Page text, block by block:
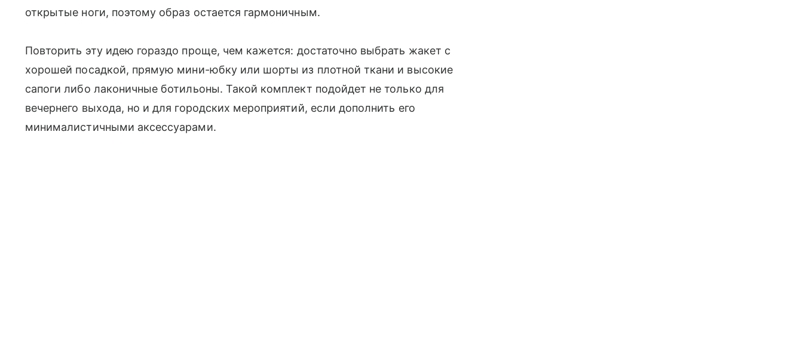
открытые ноги, поэтому образ остается гармоничным.
Повторить эту идею гораздо проще, чем кажется: достаточно выбрать жакет с
хорошей посадкой, прямую мини-юбку или шорты из плотной ткани и высокие
сапоги либо лаконичные ботильоны. Такой комплект подойдет не только для
вечернего выхода, но и для городских мероприятий, если дополнить его
минималистичными аксессуарами.